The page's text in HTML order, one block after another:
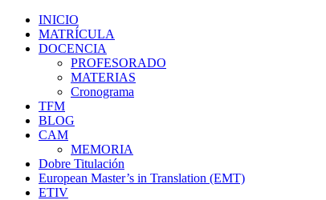
INICIO
MATRÍCULA
DOCENCIA
PROFESORADO
MATERIAS
Cronograma
TFM
BLOG
CAM
MEMORIA
Dobre Titulación
European Master’s in Translation (EMT)
ETIV